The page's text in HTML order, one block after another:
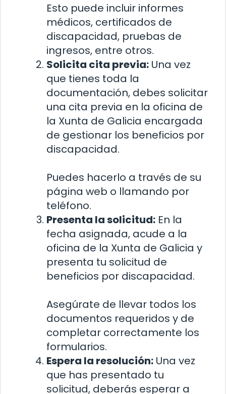
Esto puede incluir informes
médicos, certificados de
discapacidad, pruebas de
ingresos, entre otros.
Solicita cita previa: Una vez
que tienes toda la
documentación, debes solicitar
una cita previa en la oficina de
la Xunta de Galicia encargada
de gestionar los beneficios por
discapacidad.
Puedes hacerlo a través de su
página web o llamando por
teléfono.
Presenta la solicitud: En la
fecha asignada, acude a la
oficina de la Xunta de Galicia y
presenta tu solicitud de
beneficios por discapacidad.
Asegúrate de llevar todos los
documentos requeridos y de
completar correctamente los
formularios.
Espera la resolución: Una vez
que has presentado tu
solicitud, deberás esperar a